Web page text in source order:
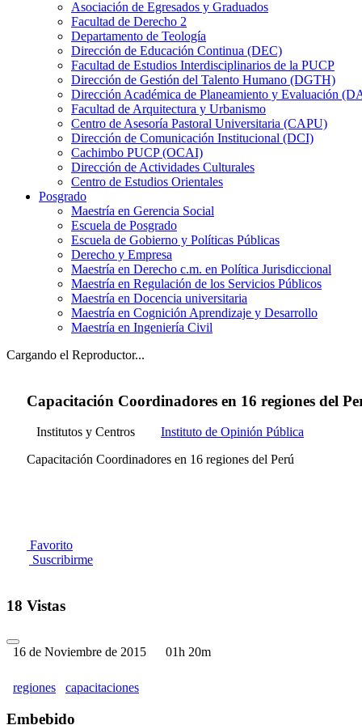
Asociación de Egresados y Graduados
Facultad de Derecho 2
Departamento de Teología
Dirección de Educación Continua (DEC)
Facultad de Estudios Interdisciplinarios de la PUCP
Dirección de Gestión del Talento Humano (DGTH)
Dirección Académica de Planeamiento y Evaluación
Facultad de Arquitectura y Urbanismo
Centro de Asesoría Pastoral Universitaria (CAPU)
Dirección de Comunicación Institucional (DCI)
Cachimbo PUCP (OCAI)
Dirección de Actividades Culturales
Centro de Estudios Orientales
Posgrado
Maestría en Gerencia Social
Escuela de Posgrado
Escuela de Gobierno y Políticas Públicas
Derecho y Empresa
Maestría en Derecho c.m. en Política Jurisdiccional
Maestría en Regulación de los Servicios Públicos
Maestría en Docencia universitaria
Maestría en Cognición Aprendizaje y Desarrollo
Maestría en Ingeniería Civil
Cargando el Reproductor...
Capacitación Coordinadores en 16 regiones del
Institutos y Centros
Instituto de Opinión Pública
Capacitación Coordinadores en 16 regiones del Perú
Favorito
Suscribirme
18 Vistas
16 de Noviembre de 2015 01h 20m
regiones capacitaciones
Embebido